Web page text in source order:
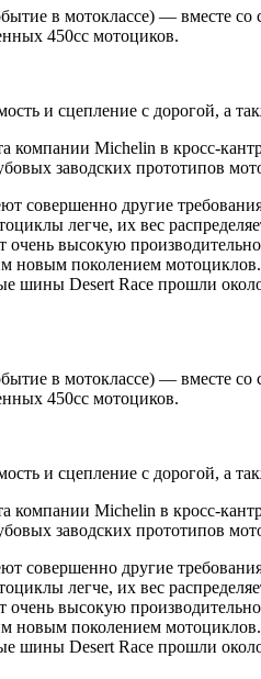
в мотоклассе) —
450cc мотоциков.
и сцепление с дорогой, а
компании Michelin в кросс-
заводских прототипов
совершенно другие
легче, их вес
очень высокую
новым поколением
шины Desert Race прошли
в мотоклассе) —
450cc мотоциков.
и сцепление с дорогой, а
компании Michelin в кросс-
заводских прототипов
совершенно другие
легче, их вес
очень высокую
новым поколением
шины Desert Race прошли